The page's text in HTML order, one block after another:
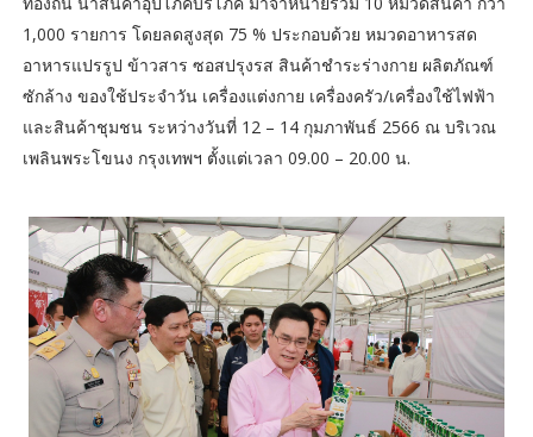
1,000 รายการ โดยลดสูงสุด 75 % ประกอบด้วย หมวดอาหารสด
อาหารแปรรูป ข้าวสาร ซอสปรุงรส สินค้าชำระร่างกาย ผลิตภัณฑ์
ซักล้าง ของใช้ประจำวัน เครื่องแต่งกาย เครื่องครัว/เครื่องใช้ไฟฟ้า
และสินค้าชุมชน ระหว่างวันที่ 12 – 14 กุมภาพันธ์ 2566 ณ บริเวณ
เพลินพระโขนง กรุงเทพฯ ตั้งแต่เวลา 09.00 – 20.00 น.